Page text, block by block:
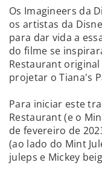
Os Imagineers da
os artistas da
para dar vida a
do filme se
Restaurant original
projetar o Tiana's
Para iniciar este
Restaurant (e o
de fevereiro de
(ao lado do Mint
juleps e Mickey